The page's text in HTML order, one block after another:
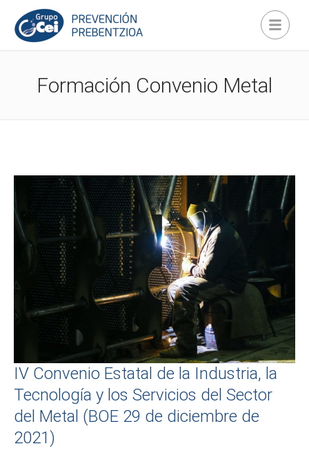
Formación Convenio Metal
IV Convenio Estatal de la Industria, la
Tecnología y los Servicios del Sector
del Metal (BOE 29 de diciembre de
2021)